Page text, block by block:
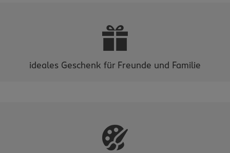
ideales Geschenk für Freunde und Familie